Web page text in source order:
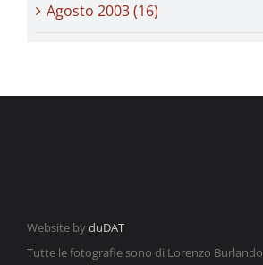
Agosto 2003 (16)
Website byduDAT
Tutte le fotografie sono di Lorenzo Burlando